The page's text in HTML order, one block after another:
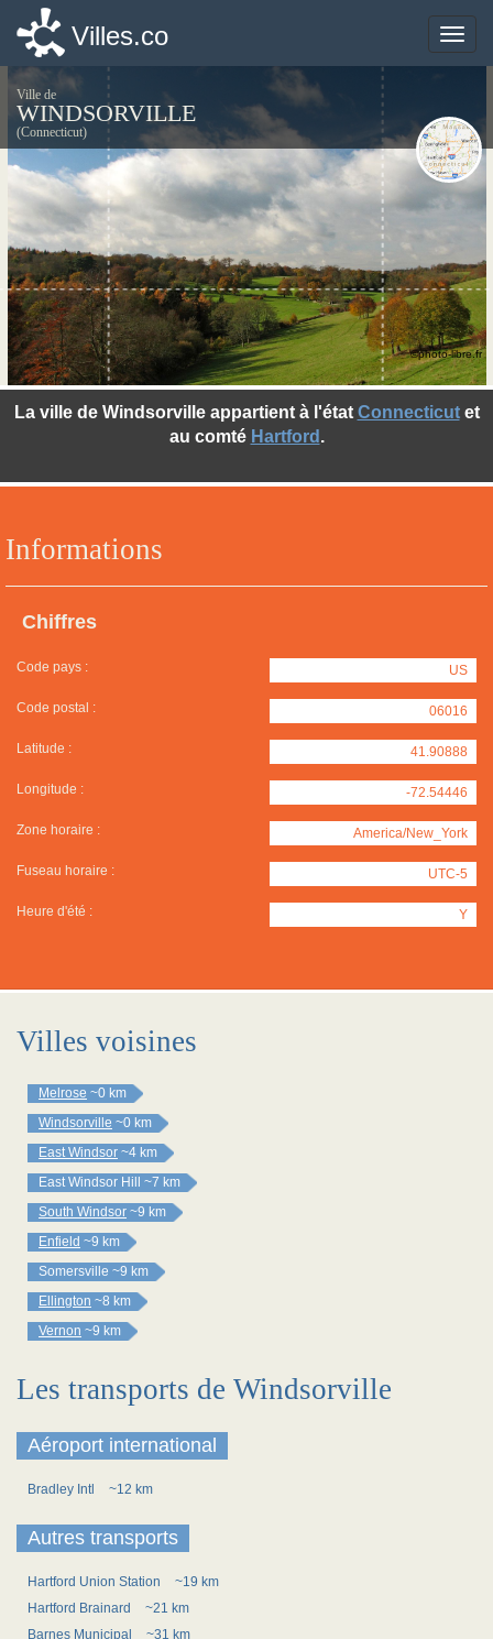
Toggle
Villes.co
Ville de
WINDSORVILLE
(Connecticut)
Informations
Chiffres
Code pays : US
Code postal : 06016
Latitude : 41.90888
Longitude : -72.54446
Zone horaire : America/New_York
Fuseau horaire : UTC-5
Heure d'été : Y
La ville de Windsorville appartient à l'état Connecticutet
au comté Hartford .
©photo-libre.fr
Villes voisines
Melrose ~0 km
Windsorville ~0 km
East Windsor ~4 km
East Windsor Hill
~7 km
South Windsor ~9 km
Enfield ~9 km
Somersville ~9 km
Ellington ~8 km
Vernon ~9 km
Les transports de Windsorville
Aéroport international
Bradley Intl ~12 km
Autres transports
Hartford Union Station
~19 km
Hartford Brainard
~21 km
Barnes Municipal
~31 km
Toggle
Villes.co